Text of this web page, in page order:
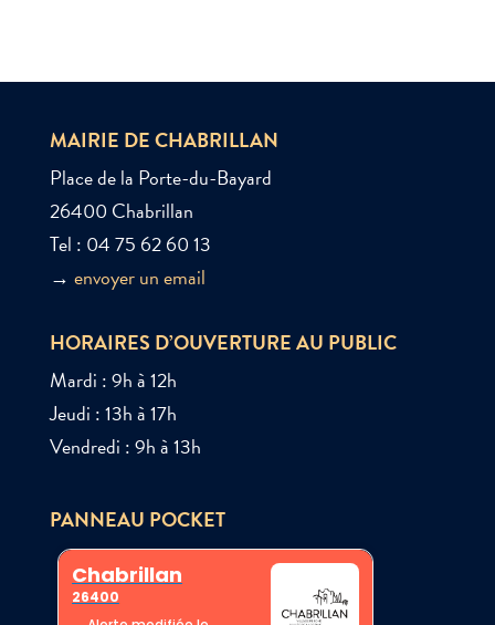
MAIRIE DE CHABRILLAN
Place de la Porte-du-Bayard
26400 Chabrillan
Tel : 04 75 62 60 13
→ envoyer un email
HORAIRES D’OUVERTURE AU PUBLIC
Mardi : 9h à 12h
Jeudi : 13h à 17h
Vendredi : 9h à 13h
PANNEAU POCKET